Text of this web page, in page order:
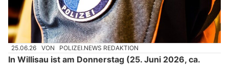
25.06.26 VON POLIZEI.NEWS REDAKTION
In Willisau ist am Donnerstag (25. Juni 2026, ca.